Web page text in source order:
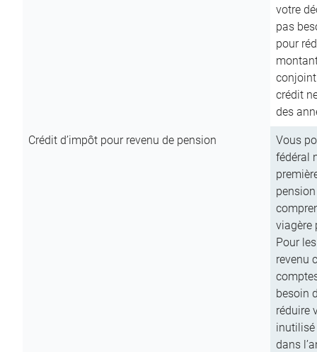
votre
pas
pour
conjoint
crédit
des
Crédit d’impôt pour revenu de pension
Vous
fédéral
viagère
Pour
revenu
besoin
réduire
inutilisé
dans